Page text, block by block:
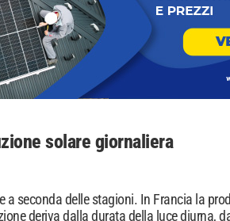
solare giornaliera
seconda delle stagioni. In Francia la
deriva dalla durata della luce diurna,